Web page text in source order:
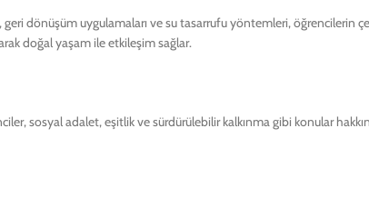
dönüşüm uygulamaları ve su tasarrufu yöntemleri, öğrencilerin
doğal yaşam ile etkileşim sağlar.
sosyal adalet, eşitlik ve sürdürülebilir kalkınma gibi konular